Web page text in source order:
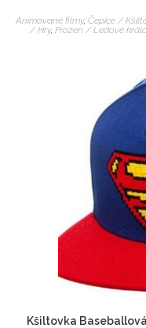
Animované filmy, Čepice /
/ Hry, Frozen / Ledové
Kšiltovka